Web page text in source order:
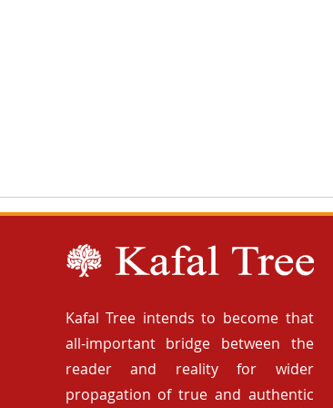
Kafal Tree intends to become that
all-important bridge between the
reader and reality for wider
propagation of true and authentic